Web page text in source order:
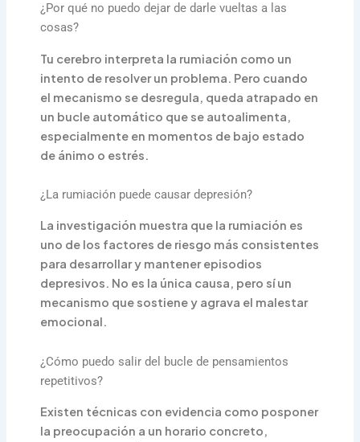
¿Por qué no puedo dejar de darle vueltas a las
cosas?
Tu cerebro interpreta la rumiación como un
intento de resolver un problema. Pero cuando
el mecanismo se desregula, queda atrapado en
un bucle automático que se autoalimenta,
especialmente en momentos de bajo estado
de ánimo o estrés.
¿La rumiación puede causar depresión?
La investigación muestra que la rumiación es
uno de los factores de riesgo más consistentes
para desarrollar y mantener episodios
depresivos. No es la única causa, pero sí un
mecanismo que sostiene y agrava el malestar
emocional.
¿Cómo puedo salir del bucle de pensamientos
repetitivos?
Existen técnicas con evidencia como posponer
la preocupación a un horario concreto,